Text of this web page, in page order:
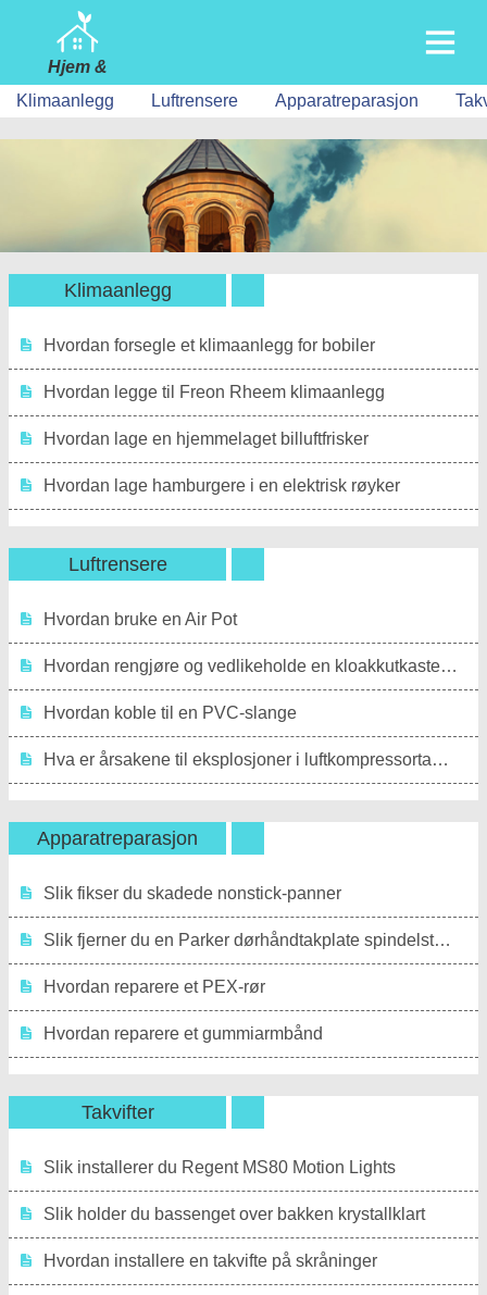
Hjem &
Hage
Hjem
Bygging & Ombygging
Hjemreparasjon & Vedlikehold
Hjemmesikkerhet
Husarbeid
Landskapsarbeid & Utendørsbygg
Planter, Blomster & Urter
Klimaanlegg Luftrensere Apparatreparasjon
Klimaanlegg
Hvordan forsegle et klimaanlegg for bobiler
Hvordan legge til Freon Rheem klimaanlegg
Hvordan lage en hjemmelaget billuftfrisker
Hvordan lage hamburgere i en elektrisk røyker
Luftrensere
Hvordan bruke en Air Pot
Hvordan rengjøre og vedlikeholde en kloakkutkasterpumpe
Hvordan koble til en PVC-slange
Hva er årsakene til eksplosjoner i luftkompressortanken?
Apparatreparasjon
Slik fikser du skadede nonstick-panner
Slik fjerner du en Parker dørhåndtakplate spindelstang
Hvordan reparere et PEX-rør
Hvordan reparere et gummiarmbånd
Takvifter
Slik installerer du Regent MS80 Motion Lights
Slik holder du bassenget over bakken krystallklart
Hvordan installere en takvifte på skråninger